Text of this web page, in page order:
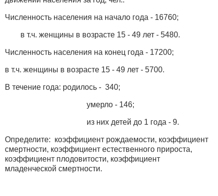
Численность населения на начало года - 16760;
в т.ч. женщины в возрасте 15 - 49 лет - 5480.
Численность населения на конец года - 17200;
в т.ч. женщины в возрасте 15 - 49 лет - 5700.
В течение года: родилось - 340;
умерло - 146;
из них детей до 1 года - 9.
Определите: коэффициент рождаемости, коэффициент
смертности, коэффициент естественного прироста,
коэффициент плодовитости, коэффициент
младенческой смертности.